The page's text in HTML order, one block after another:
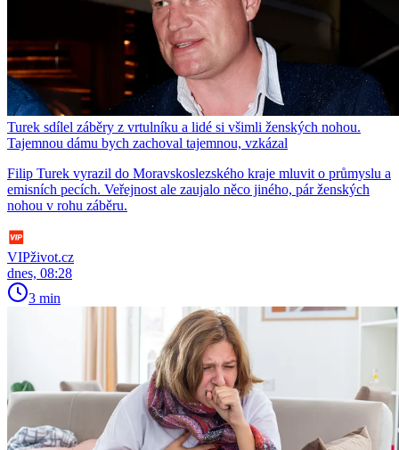
Turek sdílel záběry z vrtulníku a lidé si všimli ženských nohou.
Tajemnou dámu bych zachoval tajemnou, vzkázal
Filip Turek vyrazil do Moravskoslezského kraje mluvit o průmyslu a
emisních pecích. Veřejnost ale zaujalo něco jiného, pár ženských
nohou v rohu záběru.
VIPživot.cz
dnes, 08:28
3 min